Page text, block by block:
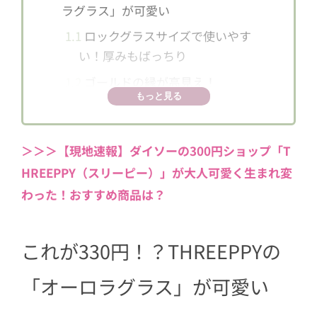
ラグラス」が可愛い
1.1 ロックグラスサイズで使いやす
い！厚みもばっちり
ドリンクを入れると違った色に！色の
変化も楽しい～
2.1アイスなど器としても使える！
3雑貨の収納にも！色々な使い方ができ
て優秀
ーロラグラス」
もっと見る
＞＞＞【現地速報】ダイソーの300円ショップ「T
HREEPPY（スリーピー）」が大人可愛く生まれ変
わった！おすすめ商品は？
これが330円！？THREEPPYの
「オーロラグラス」が可愛い